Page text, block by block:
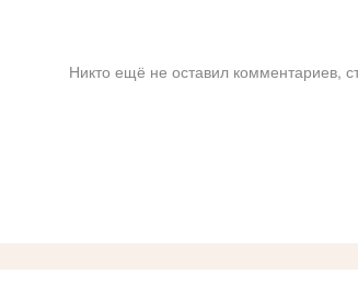
Никто ещё не оставил комментариев,